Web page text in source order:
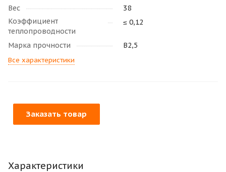
Вес
38
Коэффициент
теплопроводности
≤ 0,12
Марка прочности В2,5
Все характеристики
Заказать товар
Характеристики